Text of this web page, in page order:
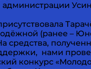
(ранее –
средства,
нами
конкурс